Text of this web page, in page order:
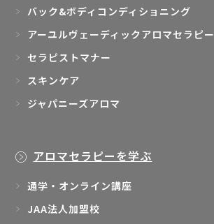
バック&ボディコンディショニング
アーユルヴェーディックアロマセラピー
セラピストマナー
スキンケア
ジャパニーズアロマ
アロマセラピーを学ぶ
通学・オンライン講座
JAA法人加盟校